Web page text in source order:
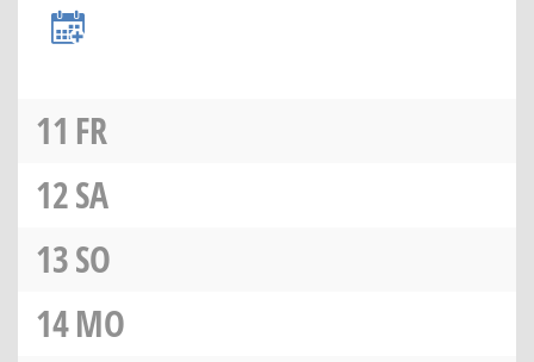
11 FR
12SA
13SO
14MO